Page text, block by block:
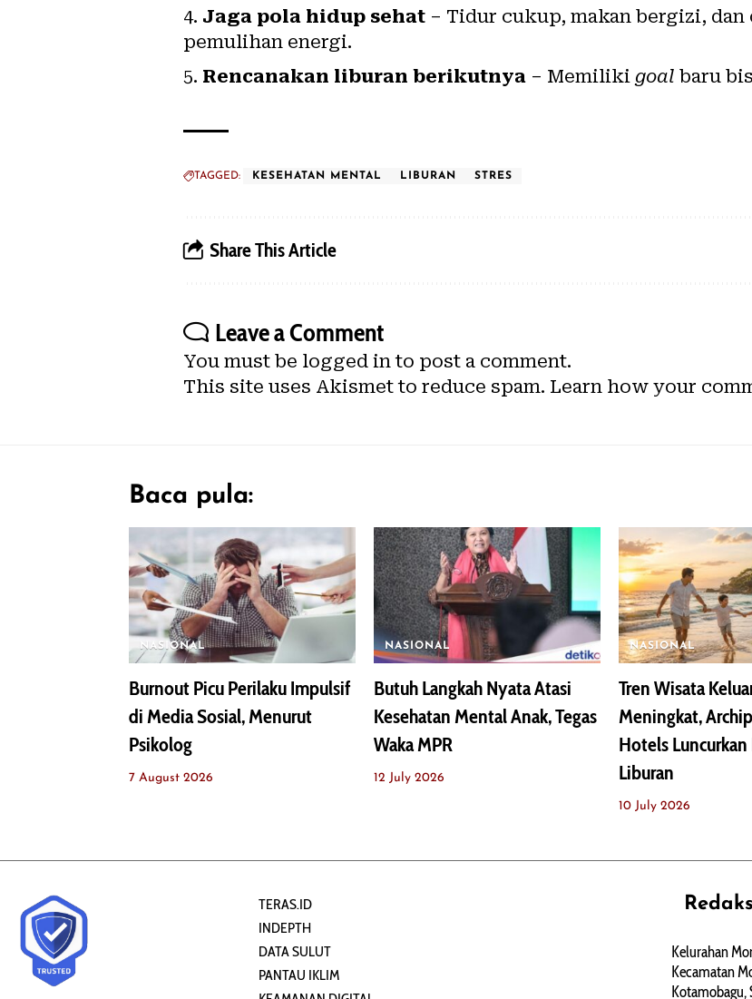
Jaga pola hidup sehat – Tidur cukup, makan bergizi,
pemulihan energi.
Rencanakan liburan berikutnya – Memiliki goal baru
TAGGED: KESEHATAN MENTAL LIBURAN STRES
Share This Article
Leave a Comment
You must be logged into post a comment.
This site uses Akismet to reduce spam. Learn how your
Baca pula:
NASIONAL
Burnout Picu Perilaku Impulsif
di Media Sosial, Menurut
Psikolog
7 August 2026
NASIONAL
Butuh Langkah Nyata Atasi
Kesehatan Mental Anak, Tegas
Waka MPR
12 July 2026
NASIONAL
Tren Wisata
Meningkat,
Hotels
Liburan
10 July 2026
TERAS.ID
INDEPTH
DATA SULUT
PANTAU IKLIM
Kelurahan
Kecamatan
Kotamobagu,